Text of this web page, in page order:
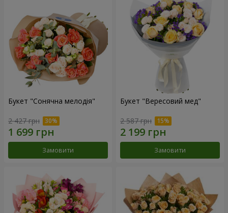
Букет "Сонячна мелодія"
2 427 грн
Замовити
Букет "Вересовий мед"
2 587 грн
Замовити